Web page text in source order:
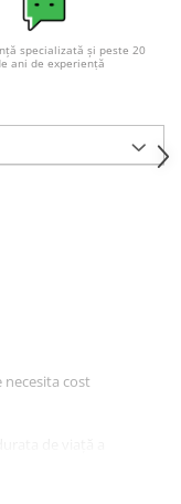
specializată și peste 20
ani de experiență
necesita cost
la temperatură